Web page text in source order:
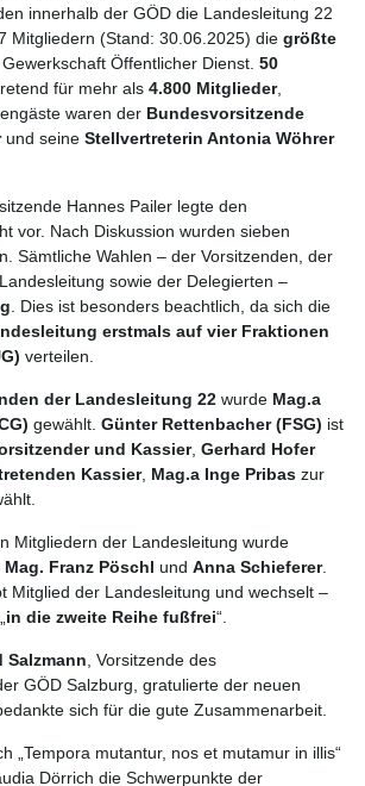
innerhalb der GÖD die Landesleitung 22
Mitgliedern (Stand: 30.06.2025) die größte
Öffentlicher Dienst. 50
für mehr als 4.800 Mitglieder,
waren der Bundesvorsitzende
und seine Stellvertreterin Antonia Wöhrer
Hannes Pailer legte den
vor. Nach Diskussion wurden sieben
Sämtliche Wahlen – der Vorsitzenden, der
sowie der Delegierten –
. Dies ist besonders beachtlich, da sich die
erstmals auf vier Fraktionen
verteilen.
der Landesleitung 22 wurde Mag.a
gewählt. Günter Rettenbacher (FSG) ist
und Kassier, Gerhard Hofer
Kassier, Mag.a Inge Pribas zur
Mitgliedern der Landesleitung wurde
Mag. Franz Pöschl und Anna Schieferer.
Mitglied der Landesleitung und wechselt –
in die zweite Reihe fußfrei“.
Salzmann , Vorsitzende des
GÖD Salzburg, gratulierte der neuen
sich für die gute Zusammenarbeit.
„Tempora mutantur, nos et mutamur in illis“
Dörrich die Schwerpunkte der